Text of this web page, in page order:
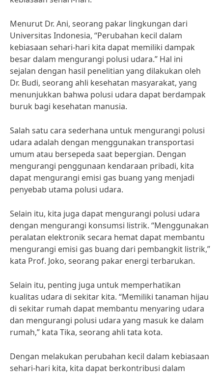
Menurut Dr. Ani, seorang pakar lingkungan dari
Universitas Indonesia, “Perubahan kecil dalam
kebiasaan sehari-hari kita dapat memiliki dampak
besar dalam mengurangi polusi udara.” Hal ini
sejalan dengan hasil penelitian yang dilakukan oleh
Dr. Budi, seorang ahli kesehatan masyarakat, yang
menunjukkan bahwa polusi udara dapat berdampak
buruk bagi kesehatan manusia.
Salah satu cara sederhana untuk mengurangi polusi
udara adalah dengan menggunakan transportasi
umum atau bersepeda saat bepergian. Dengan
mengurangi penggunaan kendaraan pribadi, kita
dapat mengurangi emisi gas buang yang menjadi
penyebab utama polusi udara.
Selain itu, kita juga dapat mengurangi polusi udara
dengan mengurangi konsumsi listrik. “Menggunakan
peralatan elektronik secara hemat dapat membantu
mengurangi emisi gas buang dari pembangkit listrik,”
kata Prof. Joko, seorang pakar energi terbarukan.
Selain itu, penting juga untuk memperhatikan
kualitas udara di sekitar kita. “Memiliki tanaman hijau
di sekitar rumah dapat membantu menyaring udara
dan mengurangi polusi udara yang masuk ke dalam
rumah,” kata Tika, seorang ahli tata kota.
Dengan melakukan perubahan kecil dalam kebiasaan
sehari-hari kita, kita dapat berkontribusi dalam